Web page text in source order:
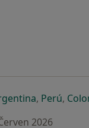
záložce
nové záložce
v nové
se otevře v
, Perúse
,
2026